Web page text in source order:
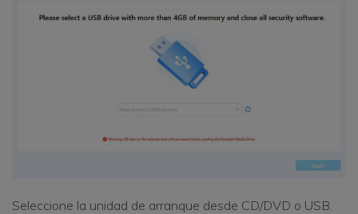
Seleccione la unidad de arranque desde CD/DVD o USB.